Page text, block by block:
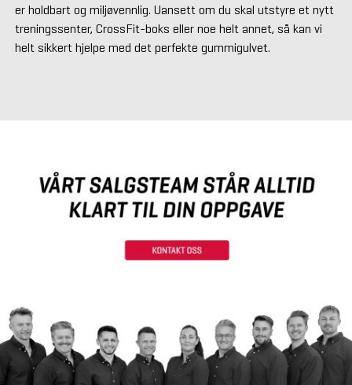
er holdbart og miljøvennlig. Uansett om du skal utstyre et nytt
treningssenter, CrossFit-boks eller noe helt annet, så kan vi
helt sikkert hjelpe med det perfekte gummigulvet.